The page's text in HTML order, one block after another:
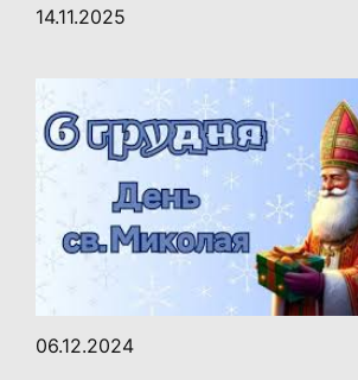
14.11.2025
06.12.2024